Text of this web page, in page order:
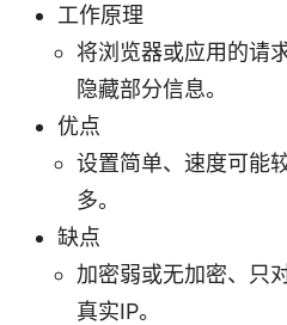
工作原理
将浏览器或应用的请
隐藏部分信息。
优点
设置简单、速度可能
多。
缺点
加密弱或无加密、只
真实IP。